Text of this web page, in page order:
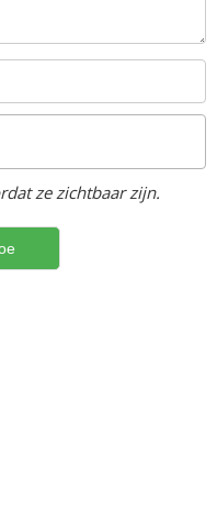
ze zichtbaar zijn.